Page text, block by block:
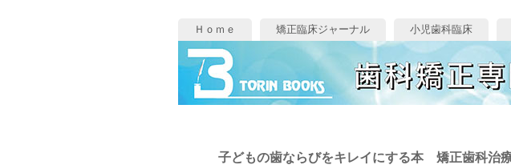
Ｈｏｍｅ 矯正臨床ジャーナル 小児歯科臨床
子どもの歯ならびをキレイにする本 矯正歯科治